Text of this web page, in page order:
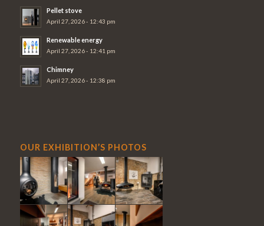
Pellet stove
April 27, 2026 - 12:43 pm
Renewable energy
April 27, 2026 - 12:41 pm
Chimney
April 27, 2026 - 12:38 pm
OUR EXHIBITION’S PHOTOS